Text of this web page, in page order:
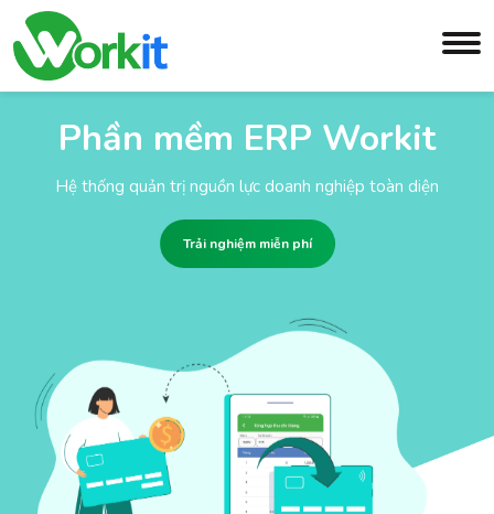
Phần mềm ERP Workit
Hệ thống quản trị nguồn lực doanh nghiệp toàn diện
Trải nghiệm miễn phí